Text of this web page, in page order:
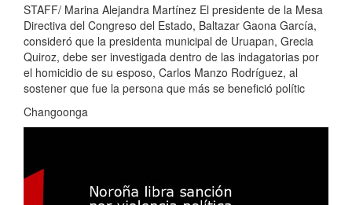
STAFF/ Marina Alejandra Martínez El presidente de la Mesa
Directiva del Congreso del Estado, Baltazar Gaona García,
consideró que la presidenta municipal de Uruapan, Grecia
Quiroz, debe ser investigada dentro de las indagatorias por
el homicidio de su esposo, Carlos Manzo Rodríguez, al
sostener que fue la persona que más se benefició polític
Changoonga